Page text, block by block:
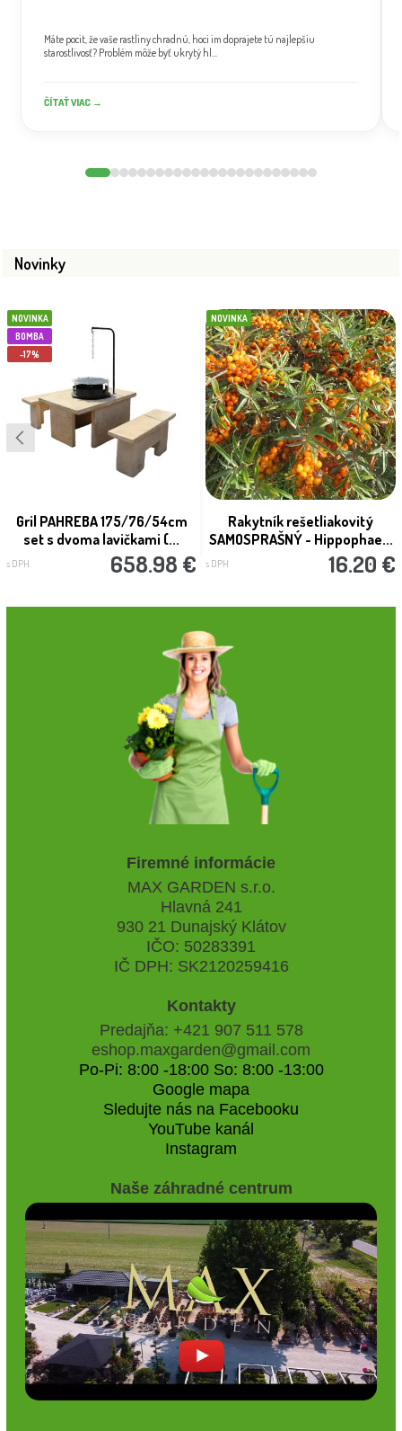
Máte pocit, že vaše rastliny chradnú, hoci im doprajete tú najlepšiu
starostlivosť? Problém môže byť ukrytý hl...
ČÍTAŤ VIAC →
Novinky
NOVINKA
BOMBA
-17%
Gril PAHREBA 175/76/54cm
set s dvoma lavičkami (...
s DPH 658.98 €
NOVINKA
Rakytník rešetliakovitý
SAMOSPRAŠNÝ - Hippophae...
s DPH 16.20 €
Firemné informácie
MAX GARDEN s.r.o.
Hlavná 241
930 21 Dunajský Klátov
IČO: 50283391
IČ DPH: SK2120259416
Kontakty
Predajňa: +421 907 511 578
eshop.maxgarden@gmail.com
Po-Pi: 8:00 -18:00 So: 8:00 -13:00
Google mapa
Sledujte nás na Facebooku
YouTube kanál
Instagram
Naše záhradné centrum